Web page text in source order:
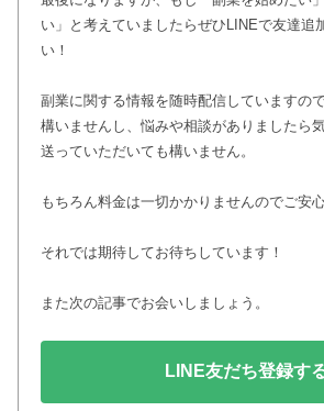
い」と考えていましたらぜひLINEで友達追
い！
副業に関する情報を随時配信していますの
構いませんし、悩みや相談がありましたら
送っていただいても構いません。
もちろん料金は一切かかりませんのでご安
それでは期待してお待ちしています！
また次の記事でお会いしましょう。
LINE友だち登録す